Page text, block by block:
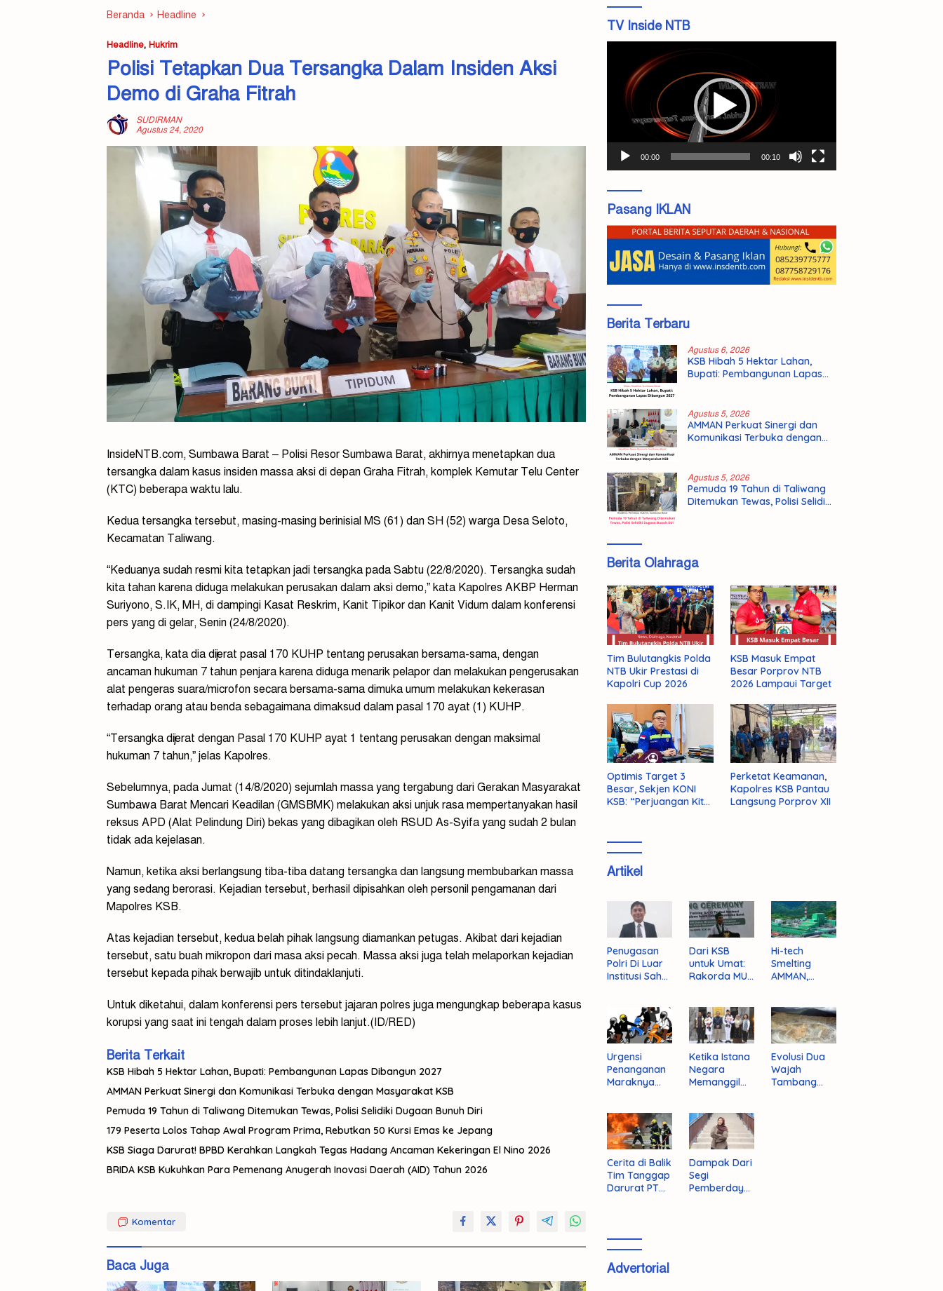
Beranda Headline
Headline, Hukrim
Polisi Tetapkan Dua Tersangka Dalam Insiden Aksi
Demo di Graha Fitrah
SUDIRMAN
Agustus 24, 2020
InsideNTB.com, Sumbawa Barat – Polisi Resor Sumbawa Barat, akhirnya menetapkan dua
tersangka dalam kasus insiden massa aksi di depan Graha Fitrah, komplek Kemutar Telu Center
(KTC) beberapa waktu lalu.
Kedua tersangka tersebut, masing-masing berinisial MS (61) dan SH (52) warga Desa Seloto,
Kecamatan Taliwang.
“Keduanya sudah resmi kita tetapkan jadi tersangka pada Sabtu (22/8/2020). Tersangka sudah
kita tahan karena diduga melakukan perusakan dalam aksi demo,” kata Kapolres AKBP Herman
Suriyono, S.IK, MH, di dampingi Kasat Reskrim, Kanit Tipikor dan Kanit Vidum dalam konferensi
pers yang di gelar, Senin (24/8/2020).
Tersangka, kata dia dijerat pasal 170 KUHP tentang perusakan bersama-sama, dengan
ancaman hukuman 7 tahun penjara karena diduga menarik pelapor dan melakukan pengerusakan
alat pengeras suara/microfon secara bersama-sama dimuka umum melakukan kekerasan
terhadap orang atau benda sebagaimana dimaksud dalam pasal 170 ayat (1) KUHP.
“Tersangka dijerat dengan Pasal 170 KUHP ayat 1 tentang perusakan dengan maksimal
hukuman 7 tahun,” jelas Kapolres.
Sebelumnya, pada Jumat (14/8/2020) sejumlah massa yang tergabung dari Gerakan Masyarakat
Sumbawa Barat Mencari Keadilan (GMSBMK) melakukan aksi unjuk rasa mempertanyakan hasil
reksus APD (Alat Pelindung Diri) bekas yang dibagikan oleh RSUD As-Syifa yang sudah 2 bulan
tidak ada kejelasan.
Namun, ketika aksi berlangsung tiba-tiba datang tersangka dan langsung membubarkan massa
yang sedang berorasi. Kejadian tersebut, berhasil dipisahkan oleh personil pengamanan dari
Mapolres KSB.
Atas kejadian tersebut, kedua belah pihak langsung diamankan petugas. Akibat dari kejadian
tersebut, satu buah mikropon dari masa aksi pecah. Massa aksi juga telah melaporkan kejadian
tersebut kepada pihak berwajib untuk ditindaklanjuti.
Untuk diketahui, dalam konferensi pers tersebut jajaran polres juga mengungkap beberapa kasus
korupsi yang saat ini tengah dalam proses lebih lanjut.(ID/RED)
Berita Terkait
KSB Hibah 5 Hektar Lahan, Bupati: Pembangunan Lapas Dibangun 2027
AMMAN Perkuat Sinergi dan Komunikasi Terbuka dengan Masyarakat KSB
Pemuda 19 Tahun di Taliwang Ditemukan Tewas, Polisi Selidiki Dugaan Bunuh Diri
179 Peserta Lolos Tahap Awal Program Prima, Rebutkan 50 Kursi Emas ke Jepang
KSB Siaga Darurat! BPBD Kerahkan Langkah Tegas Hadang Ancaman Kekeringan El Nino 2026
BRIDA KSB Kukuhkan Para Pemenang Anugerah Inovasi Daerah (AID) Tahun 2026
Tersangka
Tetapkan
Komentar
Baca Juga
TV Inside NTB
00:00 00:10
Pasang IKLAN
Berita Terbaru
Agustus 6, 2026
KSB Hibah 5 Hektar Lahan,
Bupati: Pembangunan Lapas
Agustus 5, 2026
AMMAN Perkuat Sinergi dan
Komunikasi Terbuka dengan
Agustus 5, 2026
Pemuda 19 Tahun di Taliwang
Ditemukan Tewas, Polisi Selidiki
Berita Olahraga
Tim Bulutangkis Polda
NTB Ukir Prestasi di
Kapolri Cup 2026
KSB Masuk Empat
Besar Porprov NTB
2026 Lampaui Target
Optimis Target 3
Besar, Sekjen KONI
KSB: “Perjuangan Kita
Perketat Keamanan,
Kapolres KSB Pantau
Langsung Porprov XII
Artikel
Penugasan
Polri Di Luar
Institusi Sah
Hukum
Administrasi
Negara
Dari KSB
untuk Umat:
Rakorda MUI
Kebangkitan
Moral Para
Ulama
Hi-tech
Smelting
AMMAN,
Rajai
Produsen
Tembaga
Dunia
Urgensi
Penanganan
Maraknya
Sumbawa
Barat
Ketika Istana
Negara
Memanggil
Evolusi Dua
Wajah
Tambang
Cerita di Balik
Tim Tanggap
Darurat PT
Dampak Dari
Segi
Pemberdaya
Advertorial